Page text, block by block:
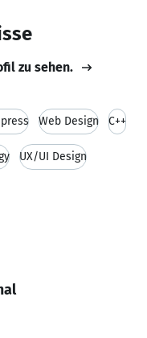
zu sehen.
Web Design C++
UX/UI Design